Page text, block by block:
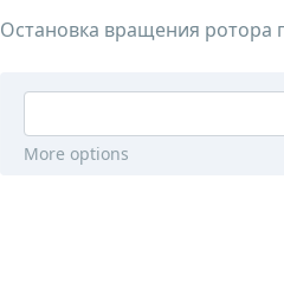
Остановка вращения ротора
More options